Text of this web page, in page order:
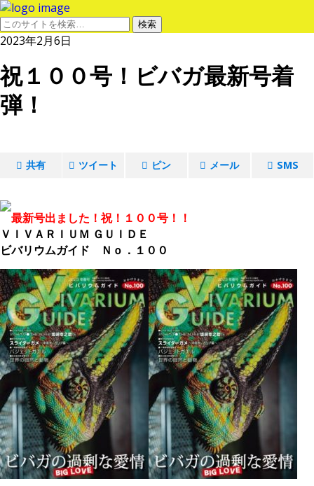
2023年2月6日
祝１００号！ビバガ最新号着
弾！
共有 ツイート ピン メール SMS
最新号出ました！祝！１００号！！
ＶＩＶＡＲＩＵＭ ＧＵＩＤＥ
ビバリウムガイド Ｎｏ．１００